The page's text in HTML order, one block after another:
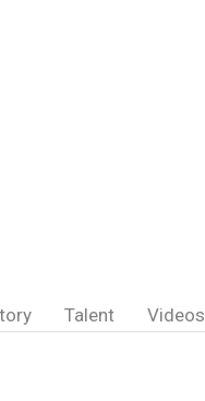
Talent Videos